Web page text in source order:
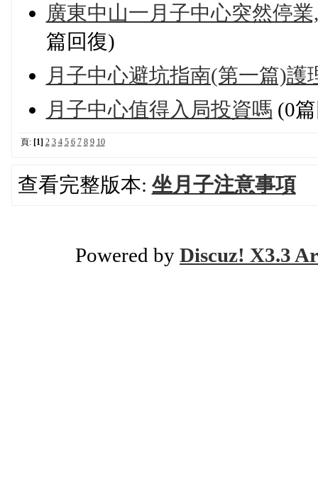
廣東中山一月子中心突然停
篇回復)
月子中心避坑指南(第一篇)護
月子中心值得入局投資嗎 (0
頁: [1] 2 3 4 5 6 7 8 9 10
查看完整版本: 坐月子注意事項
Powered by Discuz! X3.3